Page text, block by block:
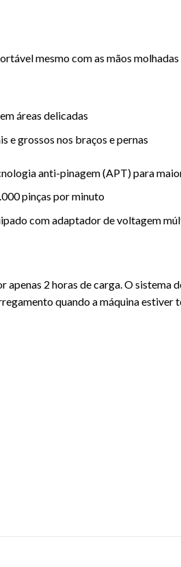
mesmo com as mãos molhadas
áreas delicadas
e grossos nos braços e pernas
anti-pinagem (APT) para
pinças por minuto
com adaptador de voltagem
2 horas de carga. O sistema
quando a máquina estiver